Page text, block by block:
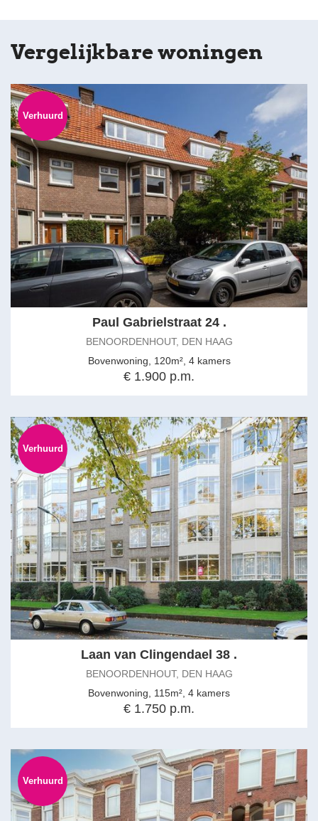
Vergelijkbare woningen
Verhuurd
Paul Gabrielstraat 24 .
BENOORDENHOUT, DEN HAAG
Bovenwoning, 120m², 4 kamers
€ 1.900 p.m.
Verhuurd
Laan van Clingendael 38 .
BENOORDENHOUT, DEN HAAG
Bovenwoning, 115m², 4 kamers
€ 1.750 p.m.
Verhuurd